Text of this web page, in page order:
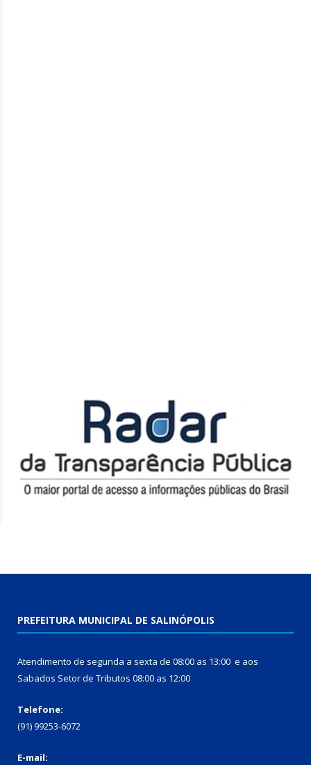
PREFEITURA MUNICIPAL DE SALINÓPOLIS
Atendimento de segunda a sexta de 08:00 as 13:00 e aos
Sabados Setor de Tributos 08:00 as 12:00
Telefone:
(91) 99253-6072
E-mail: